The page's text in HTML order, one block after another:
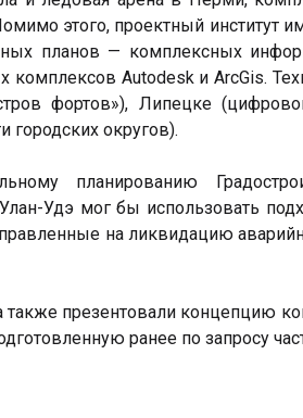
этого, проектный институт
планов — комплексных
Autodesk и ArcGis.
фортов»), Липецке
округов).
планированию
Удэ мог бы использовать
на ликвидацию
также презентовали концепцию
ранее по запросу